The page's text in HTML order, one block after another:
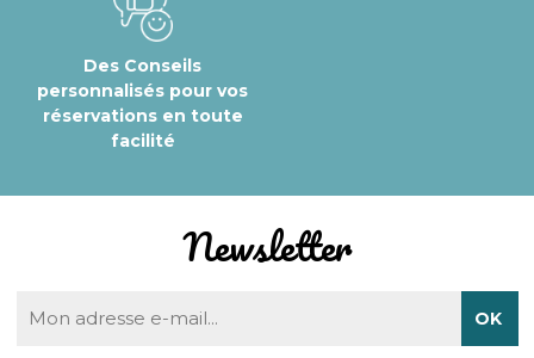
Des Conseils
personnalisés pour vos
réservations en toute
facilité
Newsletter